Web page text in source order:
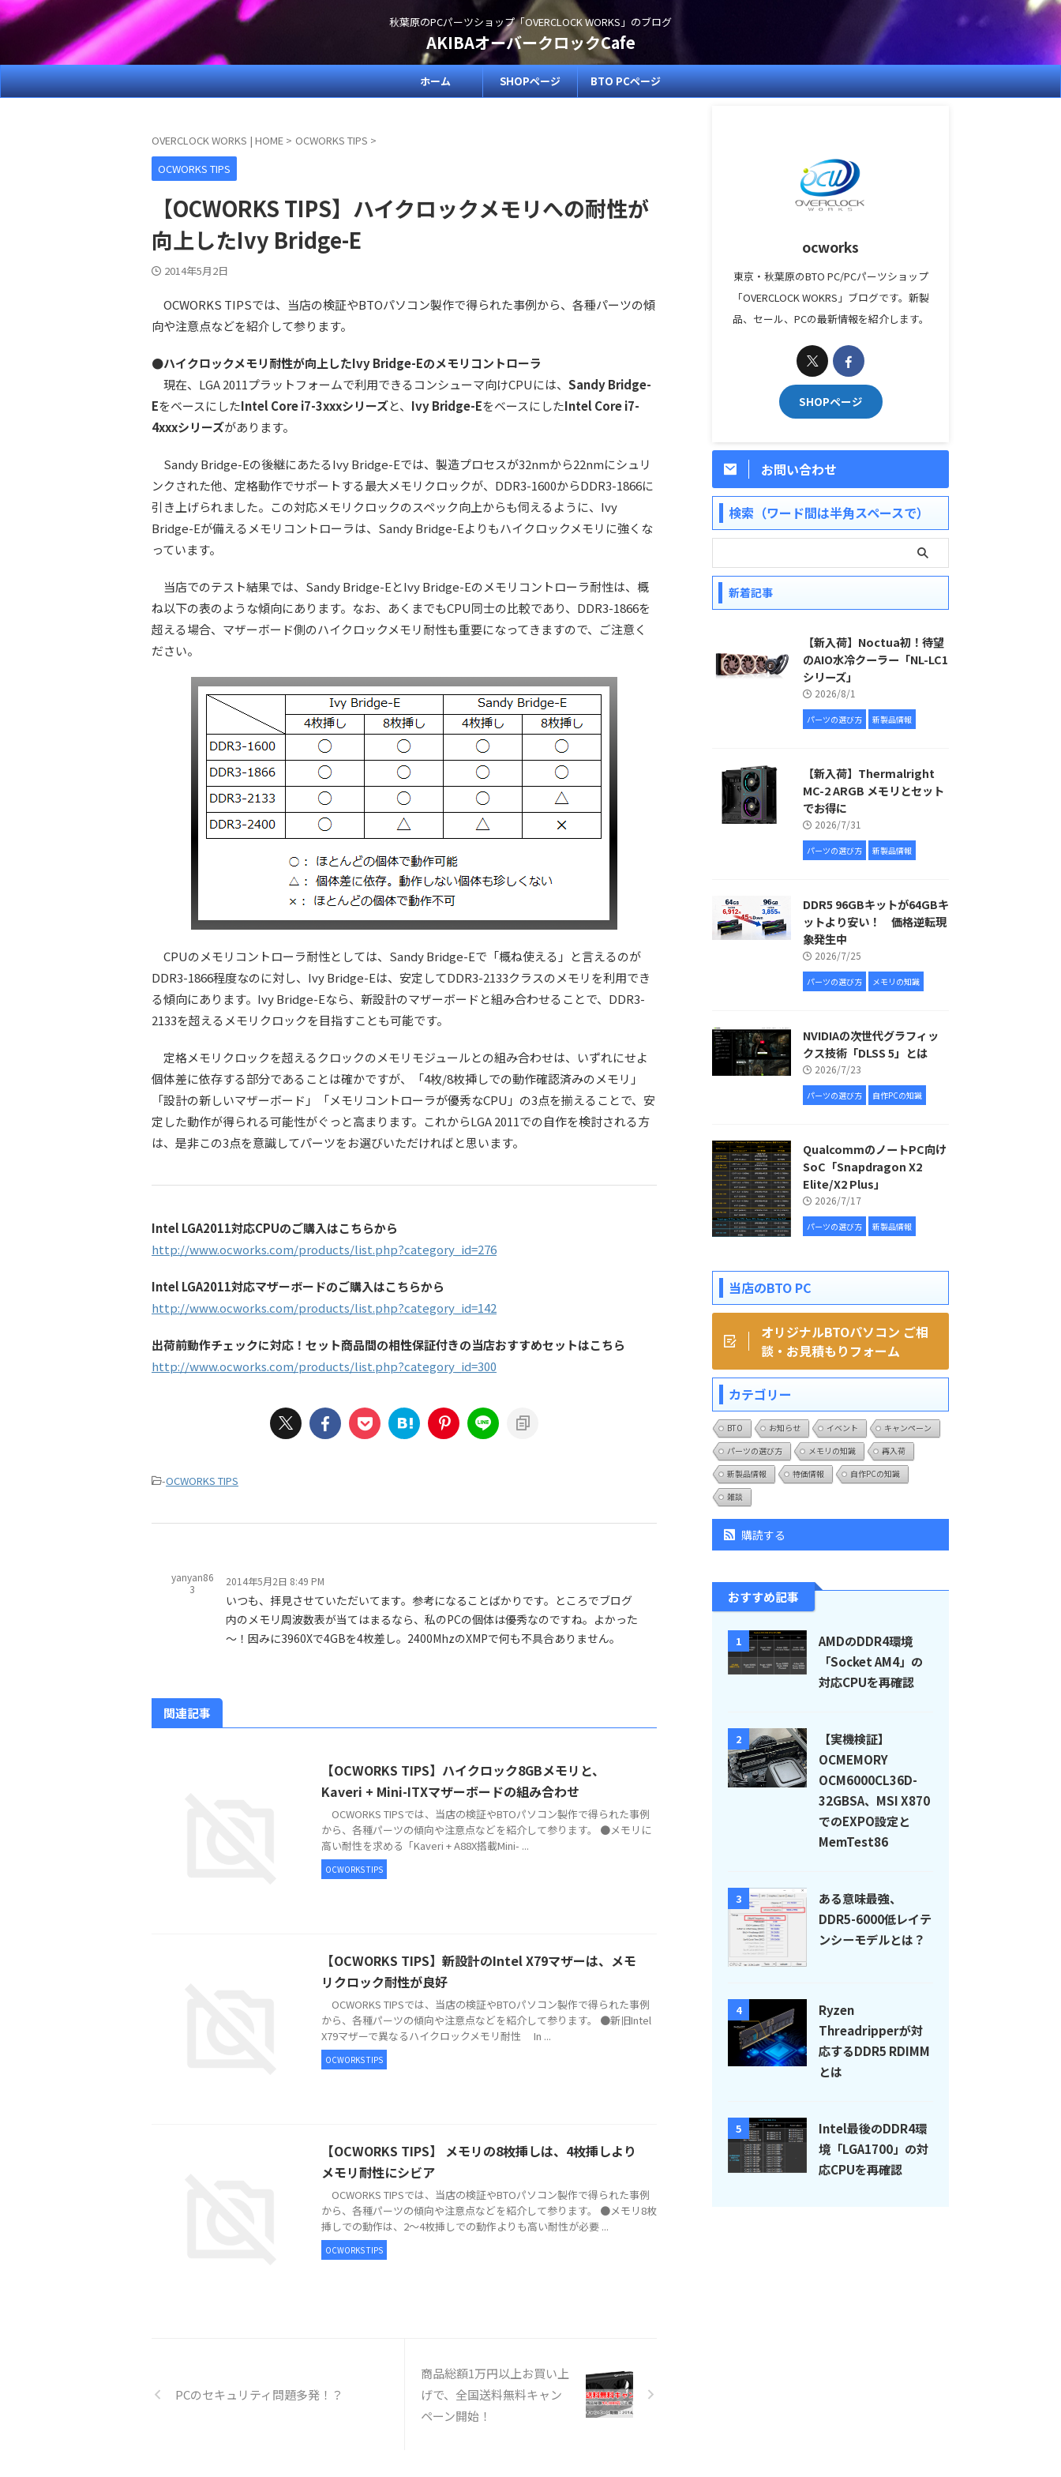
秋葉原のPCパーツショップ「OVERCLOCK WORKS」のブログ
AKIBAオーバークロックCafe
ホーム SHOPページ BTO PCページ
OVERCLOCK WORKS | HOME > OCWORKS TIPS >
OCWORKS TIPS
【OCWORKS TIPS】ハイクロックメモリへの耐性が
向上したIvy Bridge-E
2014年5月2日
OCWORKS TIPSでは、当店の検証やBTOパソコン製作で得られた事例から、各種パーツの傾
向や注意点などを紹介して参ります。
●ハイクロックメモリ耐性が向上したIvy Bridge-Eのメモリコントローラ
現在、LGA 2011プラットフォームで利用できるコンシューマ向けCPUには、 Sandy Bridge-
EをベースにしたIntel Core i7-3xxxシリーズと、 Ivy Bridge-EをベースにしたIntel Core i7-
4xxxシリーズがあります。
Sandy Bridge-Eの後継にあたるIvy Bridge-Eでは、製造プロセスが32nmから22nmにシュリ
ンクされた他、定格動作でサポートする最大メモリクロックが、DDR3-1600からDDR3-1866に
引き上げられました。この対応メモリクロックのスペック向上からも伺えるように、Ivy
Bridge-Eが備えるメモリコントローラは、Sandy Bridge-Eよりもハイクロックメモリに強くな
っています。
当店でのテスト結果では、Sandy Bridge-EとIvy Bridge-Eのメモリコントローラ耐性は、概
ね以下の表のような傾向にあります。なお、あくまでもCPU同士の比較であり、DDR3-1866を
超える場合、マザーボード側のハイクロックメモリ耐性も重要になってきますので、ご注意く
ださい。
CPUのメモリコントローラ耐性としては、Sandy Bridge-Eで「概ね使える」と言えるのが
DDR3-1866程度なのに対し、Ivy Bridge-Eは、安定してDDR3-2133クラスのメモリを利用でき
る傾向にあります。Ivy Bridge-Eなら、新設計のマザーボードと組み合わせることで、DDR3-
2133を超えるメモリクロックを目指すことも可能です。
定格メモリクロックを超えるクロックのメモリモジュールとの組み合わせは、いずれにせよ
個体差に依存する部分であることは確かですが、「4枚/8枚挿しでの動作確認済みのメモリ」
「設計の新しいマザーボード」「メモリコントローラが優秀なCPU」の3点を揃えることで、安
定した動作が得られる可能性がぐっと高まります。これからLGA 2011での自作を検討される方
は、是非この3点を意識してパーツをお選びいただければと思います。
Intel LGA2011対応CPUのご購入はこちらから
http://www.ocworks.com/products/list.php?category_id=276
Intel LGA2011対応マザーボードのご購入はこちらから
http://www.ocworks.com/products/list.php?category_id=142
出荷前動作チェックに対応！セット商品間の相性保証付きの当店おすすめセットはこちら
http://www.ocworks.com/products/list.php?category_id=300
-OCWORKS TIPS
yanyan86
3
2014年5月2日 8:49 PM
いつも、拝見させていただいてます。参考になることばかりです。ところでブログ
内のメモリ周波数表が当てはまるなら、私のPCの個体は優秀なのですね。よかった
～！因みに3960Xで4GBを4枚差し。2400MhzのXMPで何も不具合ありません。
関連記事
【OCWORKS TIPS】ハイクロック8GBメモリと、
Kaveri + Mini-ITXマザーボードの組み合わせ
OCWORKS TIPSでは、当店の検証やBTOパソコン製作で得られた事例
から、各種パーツの傾向や注意点などを紹介して参ります。 ●メモリに
高い耐性を求める「Kaveri + A88X搭載Mini- ...
OCWORKS TIPS
【OCWORKS TIPS】新設計のIntel X79マザーは、メモ
リクロック耐性が良好
OCWORKS TIPSでは、当店の検証やBTOパソコン製作で得られた事例
から、各種パーツの傾向や注意点などを紹介して参ります。 ●新旧Intel
X79マザーで異なるハイクロックメモリ耐性 In ...
OCWORKS TIPS
【OCWORKS TIPS】 メモリの8枚挿しは、4枚挿しより
メモリ耐性にシビア
OCWORKS TIPSでは、当店の検証やBTOパソコン製作で得られた事例
から、各種パーツの傾向や注意点などを紹介して参ります。 ●メモリ8枚
挿しでの動作は、2～4枚挿しでの動作よりも高い耐性が必要 ...
OCWORKS TIPS
PCのセキュリティ問題多発！？
商品総額1万円以上お買い上
げで、全国送料無料キャン
ペーン開始！
ocworks
東京・秋葉原のBTO PC/PCパーツショップ
「OVERCLOCK WOKRS」ブログです。新製
品、セール、PCの最新情報を紹介します。
SHOPページ
お問い合わせ
検索（ワード間は半角スペースで）
新着記事
【新入荷】Noctua初！待望
のAIO水冷クーラー「NL-LC1
シリーズ」
2026/8/1
パーツの選び方 新製品情報
【新入荷】Thermalright
MC-2 ARGB メモリとセット
でお得に
2026/7/31
パーツの選び方 新製品情報
DDR5 96GBキットが64GBキ
ットより安い！ 価格逆転現
象発生中
2026/7/25
パーツの選び方 メモリの知識
NVIDIAの次世代グラフィッ
クス技術「DLSS 5」とは
2026/7/23
パーツの選び方 自作PCの知識
QualcommのノートPC向け
SoC「Snapdragon X2
Elite/X2 Plus」
2026/7/17
パーツの選び方 新製品情報
当店のBTO PC
オリジナルBTOパソコン ご相
談・お見積もりフォーム
カテゴリー
BTO お知らせ イベント
キャンペーン
パーツの選び方
メモリの知識
再入荷
新製品情報
特価情報
自作PCの知識
雑談
購読する
おすすめ記事
1
AMDのDDR4環境
「Socket AM4」の
対応CPUを再確認
2
【実機検証】
OCMEMORY
OCM6000CL36D-
32GBSA、MSI X870
でのEXPO設定と
MemTest86
3
ある意味最強、
DDR5-6000低レイテ
ンシーモデルとは？
4
Ryzen
Threadripperが対
応するDDR5 RDIMM
とは
5
Intel最後のDDR4環
境「LGA1700」の対
応CPUを再確認